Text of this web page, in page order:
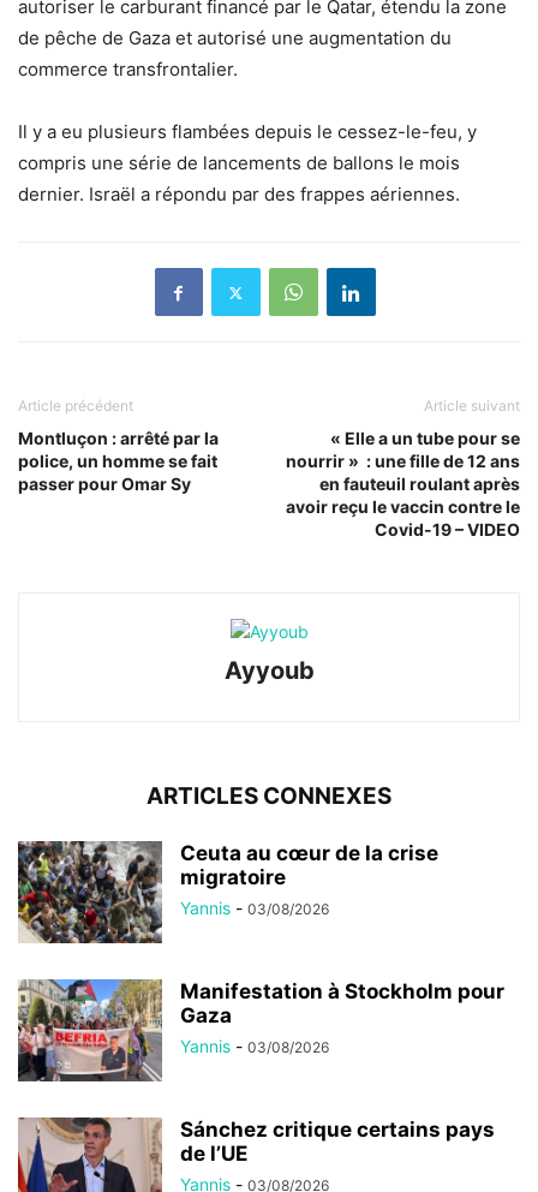
autoriser le carburant financé par le Qatar, étendu la zone
de pêche de Gaza et autorisé une augmentation du
commerce transfrontalier.
Il y a eu plusieurs flambées depuis le cessez-le-feu, y
compris une série de lancements de ballons le mois
dernier. Israël a répondu par des frappes aériennes.
Article précédent
Montluçon : arrêté par la
police, un homme se fait
passer pour Omar Sy
Article suivant
« Elle a un tube pour se
nourrir » : une fille de 12 ans
en fauteuil roulant après
avoir reçu le vaccin contre le
Covid-19 – VIDEO
Ayyoub
ARTICLES CONNEXES
Ceuta au cœur de la crise
migratoire
Yannis - 03/08/2026
Manifestation à Stockholm pour
Gaza
Yannis - 03/08/2026
Sánchez critique certains pays
de l’UE
Yannis - 03/08/2026